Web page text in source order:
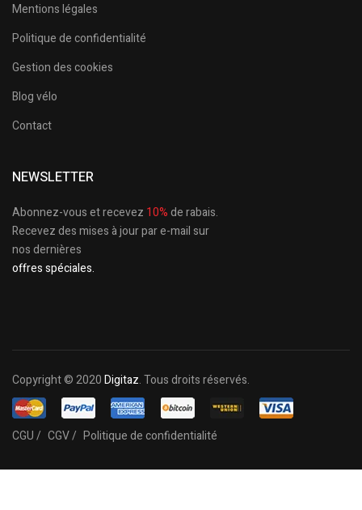
Mentions légales
Politique de confidentialité
Gestion des cookies
Blog vélo
Contact
NEWSLETTER
Abonnez-vous et recevez 10%de rabais.
Recevez des mises à jour par e-mail sur
nos dernières
offres spéciales.
Copyright © 2020Digitaz. Tous droits réservés.
CGU / CGV / Politique de confidentialité